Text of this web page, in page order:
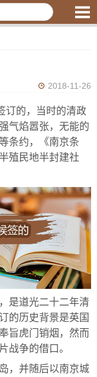
2018-11-26
订的，当时的清政
气焰嚣张，无能的
条约，《南京条
殖民地半封建社
是道光二十二年清
的历史背景是英国
旨虎门销烟，然而
战争的借口。
，并随后以南京城